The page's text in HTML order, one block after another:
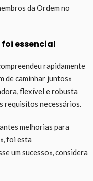
da Ordem no
essencial
rapidamente
de caminhar juntos»
flexível e robusta
requisitos necessários.
melhorias para
foi esta
um sucesso», considera